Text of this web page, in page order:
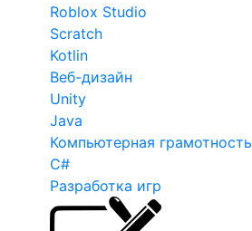
Roblox Studio
Scratch
Kotlin
Веб-дизайн
Unity
Java
Компьютерная грамотность
C#
Разработка игр